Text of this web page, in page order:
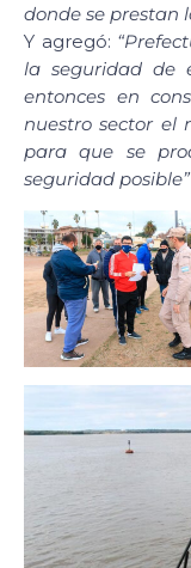
donde se prestan
Y agregó:
la seguridad de
entonces en
nuestro sector el
para que se
seguridad posible”